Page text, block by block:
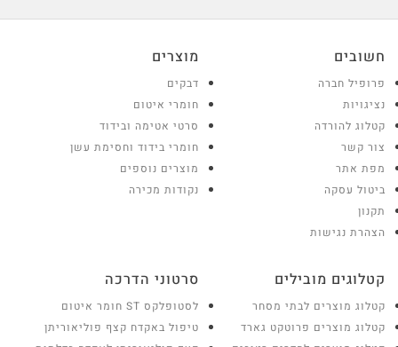
חשובים
פרופיל חברה
נציגויות
קטלוג להורדה
צור קשר
מפת אתר
ביטול עסקה
תקנון
הצהרת נגישות
מוצרים
דבקים
חומרי איטום
סרטי אטימה ובידוד
חומרי בידוד וחסימת עשן
מוצרים נוספים
נקודות מכירה
קטלוגים מובילים
קטלוג מוצרים לבתי מסחר
קטלוג מוצרים פרוטקט גארד
סרטוני הדרכה
לסטופלקס ST חומר איטום
טיפול באקדח קצף פוליאוריתן